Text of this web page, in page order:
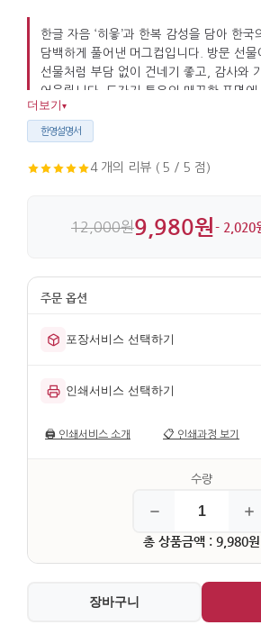
한글 자음 ‘히읗’과 한복 감성을 담아 한국
담백하게 풀어낸 머그컵입니다. 방문 선물
선물처럼 부담 없이 건네기 좋고, 감사와
어울립니다. 도자기 특유의 매끈한 표면에
실용적으로 사용하기 좋습니다.
더보기 ▾
한영설명서
4 개의 리뷰 ( 5 / 5 점)
12,000원9,980원- 2,020
포장서비스 선택하기
인쇄서비스 선택하기
🖨️ 인쇄서비스 소개 📋 인쇄과정 보기
총 상품금액 : 9,980원
장바구니